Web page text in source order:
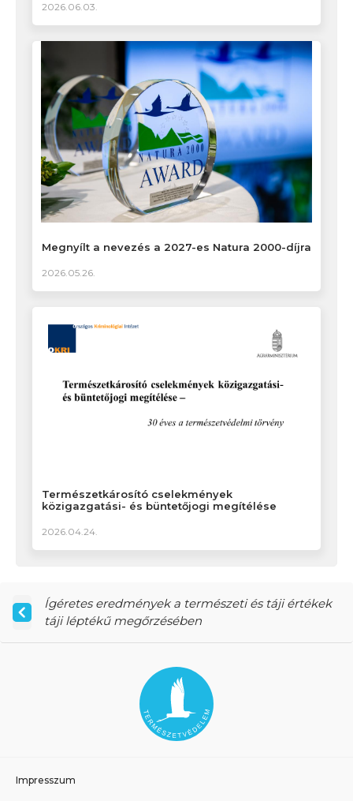
2026.06.03.
Megnyílt a nevezés a 2027-es Natura 2000-díjra
2026.05.26.
Természetkárosító cselekmények
közigazgatási- és büntetőjogi megítélése
2026.04.24.
Ígéretes eredmények a természeti és táji értékek
táji léptékű megőrzésében
Impresszum